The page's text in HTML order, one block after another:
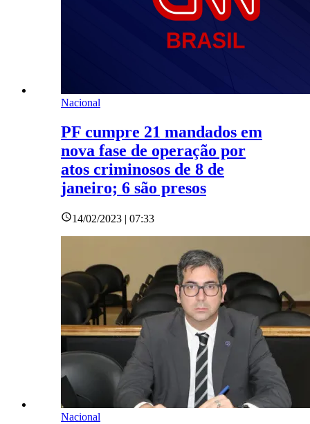
Nacional
PF cumpre 21 mandados em
nova fase de operação por
atos criminosos de 8 de
janeiro; 6 são presos
14/02/2023 | 07:33
Nacional